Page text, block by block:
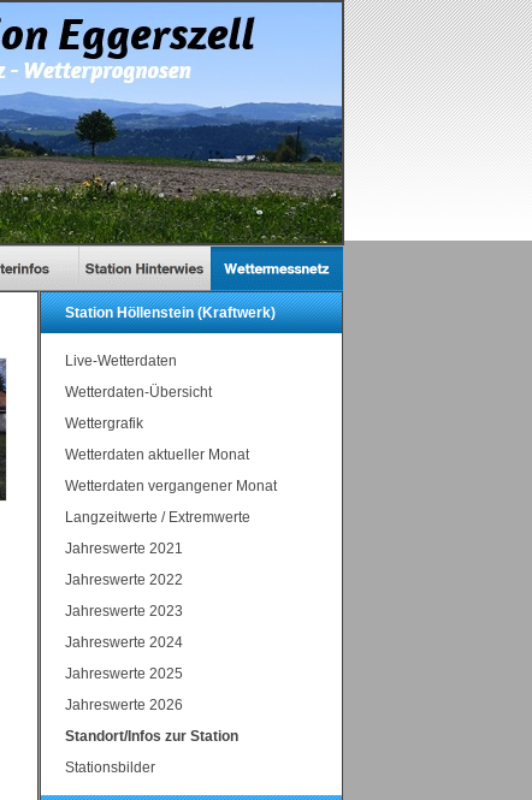
Station Höllenstein (Kraftwerk)
Live-Wetterdaten
Wetterdaten-Übersicht
Wettergrafik
Wetterdaten aktueller Monat
Wetterdaten vergangener Monat
Langzeitwerte / Extremwerte
Jahreswerte 2021
Jahreswerte 2022
Jahreswerte 2023
Jahreswerte 2024
Jahreswerte 2025
Jahreswerte 2026
Standort/Infos zur Station
Stationsbilder